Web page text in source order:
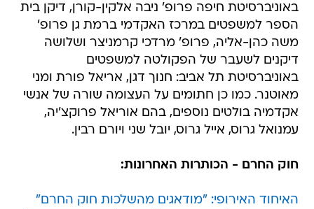
באוניברסיטת חיפה פרופ' ניבה אלקין-קורן, דיקן בית
הספר למשפטים במרכז האקדמי ברמת גן פרופ'
משה כהן-אליה, פרופ' מרדכי קרמניצר ושלושה
דיקנים לשעבר של הפקולטה למשפטים
באוניברסיטת תל אביב: חנוך דגן, אריאל פורת ומני
מאוטנר. כמו כן חתומים על העצומה שורה של אנשי
אקדמיה בולטים נוספים, בהם אוריאל פרוקצ'יה,
עמנואל גרוס, אייל גרוס, יובל שני ויורם רבין.
חוק החרם - הכותרות האחרונות:
האיחוד האירופי: "מודאגים מהשלכות חוק החרם"